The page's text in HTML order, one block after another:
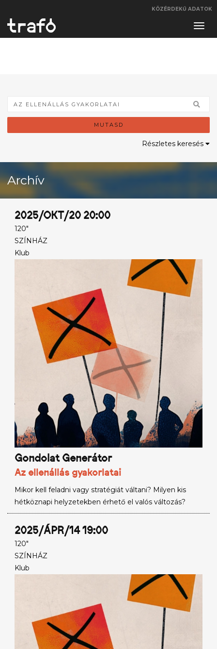
KÖZÉRDEKŰ ADATOK
MUTASD
Részletes keresés
Archív
2025/OKT/20 20:00
120"
SZÍNHÁZ
Klub
Gondolat Generátor
Az ellenállás gyakorlatai
Mikor kell feladni vagy stratégiát váltani? Milyen kis
hétköznapi helyzetekben érhető el valós változás?
2025/ÁPR/14 19:00
120"
SZÍNHÁZ
Klub